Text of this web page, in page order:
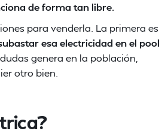
de forma tan libre.
para venderla. La primera es
esa electricidad en el pool
genera en la población,
otro bien.